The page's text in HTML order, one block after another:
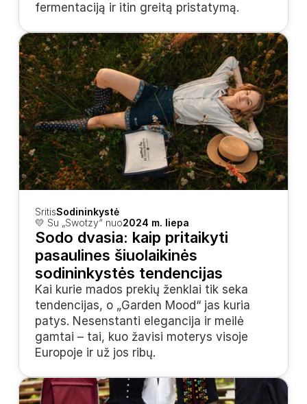
fermentaciją ir itin greitą pristatymą.
SritisSodininkystė
💛 Su „Swotzy“ nuo2024 m. liepa
Sodo dvasia: kaip pritaikyti
pasaulines šiuolaikinės
sodininkystės tendencijas
Kai kurie mados prekių ženklai tik seka
tendencijas, o „Garden Mood“ jas kuria
patys. Nesenstanti elegancija ir meilė
gamtai – tai, kuo žavisi moterys visoje
Europoje ir už jos ribų.